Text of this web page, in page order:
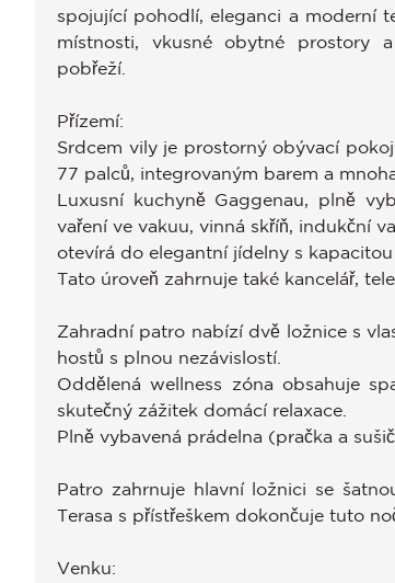
spojující pohodlí, eleganci a moderní
místnosti, vkusné obytné prostory
pobřeží.
Přízemí:
Srdcem vily je prostorný obývací
77 palců, integrovaným barem a
Luxusní kuchyně Gaggenau, plně
vaření ve vakuu, vinná skříň, indukční
otevírá do elegantní jídelny s kapacitou
Tato úroveň zahrnuje také kancelář,
Zahradní patro nabízí dvě ložnice s
hostů s plnou nezávislostí.
Oddělená wellness zóna obsahuje
skutečný zážitek domácí relaxace.
Plně vybavená prádelna (pračka a
Patro zahrnuje hlavní ložnici se
Terasa s přístřeškem dokončuje tuto
Venku: